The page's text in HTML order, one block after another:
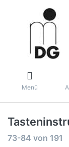
Menü
73-84 von 191